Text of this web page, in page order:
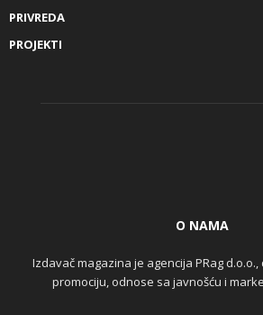
PRIVREDA
PROJEKTI
O NAMA
Izdavač magazina je agencija PRag
promociju, odnose sa javnošću i